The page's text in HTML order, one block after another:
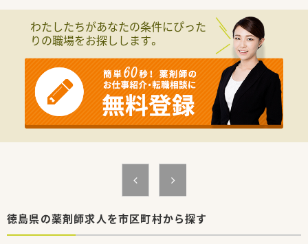
■処方箋枚数は50枚/日程度応需しています。
■内科・外科・整形外科・小児科・胃腸科・放射線科・リハビリテー
ション科の処方箋を対応します。
＜法人概要＞
■医療総合サービス企業（東証プライム上場）のグループ会社で
す。
■調剤薬局としては、京都・大阪を中心に全国に約50店舗展開さ
れています。徳島県内にも4店舗ございます。
■臨床検査会社が母体で、ドクターとの関わりが強く門前との関
係も良好です！
■最先端の機械を積極的に導入し効率化を図ることで患者さま
す。
■調剤過誤防止システムも導入しているので、安心してお仕事い
わたしたちがあなたの条件にぴった
りの職場をお探しします。
徳島県の薬剤師求人を市区町村から探す